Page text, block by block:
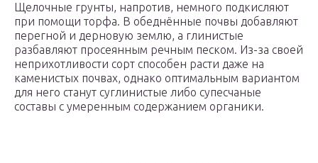
Щелочные грунты, напротив, немного подкисляют
при помощи торфа. В обеднённые почвы добавляют
перегной и дерновую землю, а глинистые
разбавляют просеянным речным песком. Из-за своей
неприхотливости сорт способен расти даже на
каменистых почвах, однако оптимальным вариантом
для него станут суглинистые либо супесчаные
составы с умеренным содержанием органики.